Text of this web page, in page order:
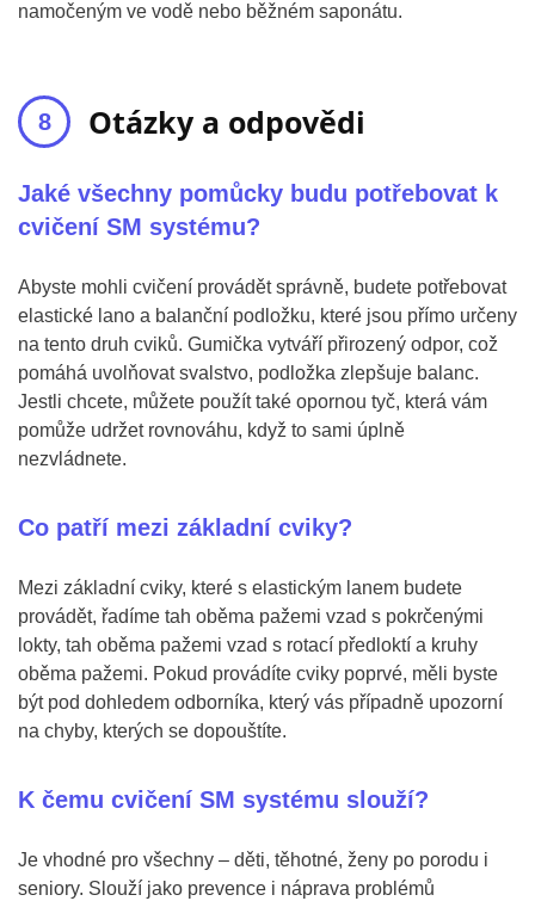
namočeným ve vodě nebo běžném saponátu.
Otázky a odpovědi
Jaké všechny pomůcky budu potřebovat k
cvičení SM systému?
Abyste mohli cvičení provádět správně, budete potřebovat
elastické lano a balanční podložku, které jsou přímo určeny
na tento druh cviků. Gumička vytváří přirozený odpor, což
pomáhá uvolňovat svalstvo, podložka zlepšuje balanc.
Jestli chcete, můžete použít také opornou tyč, která vám
pomůže udržet rovnováhu, když to sami úplně
nezvládnete.
Co patří mezi základní cviky?
Mezi základní cviky, které s elastickým lanem budete
provádět, řadíme tah oběma pažemi vzad s pokrčenými
lokty, tah oběma pažemi vzad s rotací předloktí a kruhy
oběma pažemi. Pokud provádíte cviky poprvé, měli byste
být pod dohledem odborníka, který vás případně upozorní
na chyby, kterých se dopouštíte.
K čemu cvičení SM systému slouží?
Je vhodné pro všechny – děti, těhotné, ženy po porodu i
seniory. Slouží jako prevence i náprava problémů